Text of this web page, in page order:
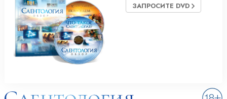
ЗАПРОСИТЕ DVD